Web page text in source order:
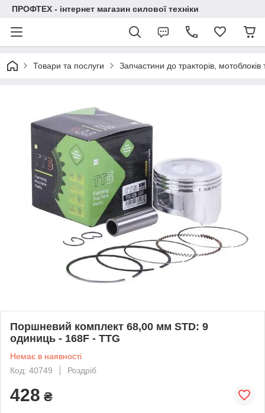
ПРОФТЕХ - інтернет магазин силової техніки
Товари та послуги Запчастини до тракторів,
Поршневий комплект 68,00 мм STD: 9
одиниць - 168F - TTG
Немає в наявності
Код: 40749
Роздріб
428 ₴